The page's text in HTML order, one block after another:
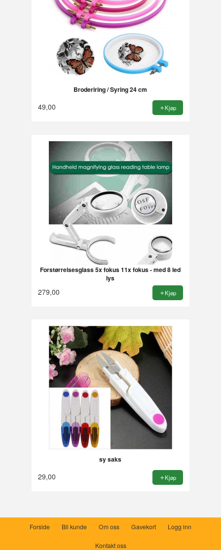
Broderiring / Syring 24 cm
49,00 Kjøp
Forstørrelsesglass 5x fokus 11x fokus - med 8 led
lys
279,00 Kjøp
sy saks
29,00 Kjøp
Forside Bli kunde Om oss Gavekort Logg inn
Kontakt oss